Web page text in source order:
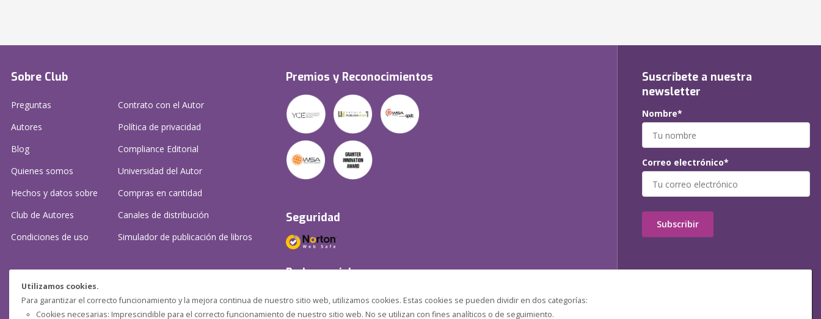
Utilizamos cookies.
Para garantizar el correcto funcionamiento y la mejora continua de nuestro sitio web, utilizamos cookies. Estas cookies se pueden dividir en dos categorías:
Cookies necesarias: Imprescindible para el correcto funcionamiento de nuestro sitio web. No se utilizan con fines analíticos o de seguimiento.
Sobre Club
Preguntas
Autores
Blog
Quienes somos
Hechos y datos sobre
Club de Autores
Condiciones de uso
Contrato con el Autor
Política de privacidad
Compliance Editorial
Universidad del Autor
Compras en cantidad
Canales de distribución
Simulador de publicación de libros
¿Necesitas ayuda?
Preguntas frecuentes
Premios y Reconocimientos
Seguridad
Redes sociales
Suscríbete a nuestra
newsletter
Nombre*
Correo electrónico*
Subscribir